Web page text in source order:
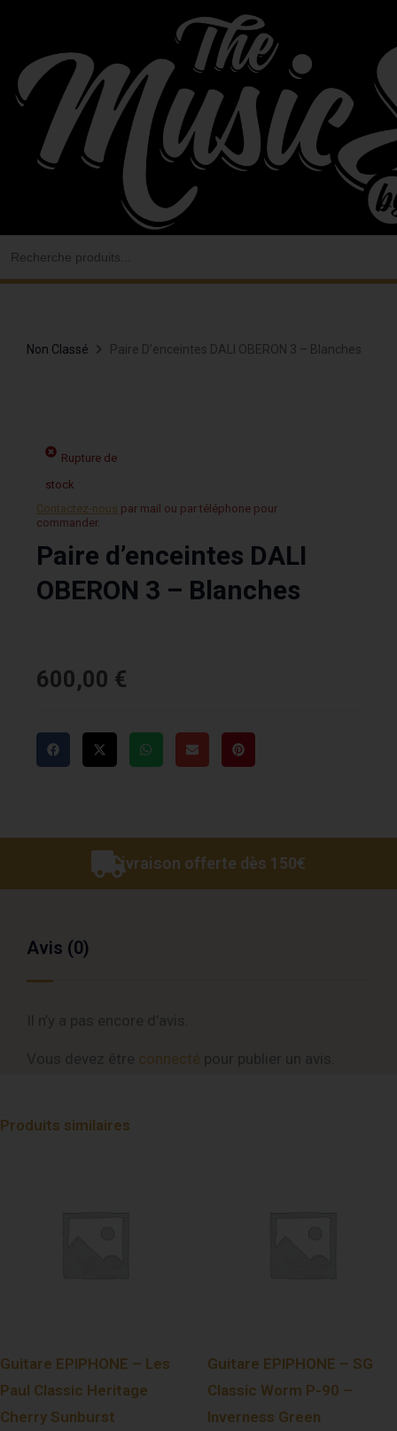
contenu
Non Classé Paire D’enceintes DALI OBERON 3 – Blanches
Rupture de
stock
Contactez-nous par mail ou par téléphone pour
commander.
Paire d’enceintes DALI
OBERON 3 – Blanches
600,00 €
Livraison offerte dès 150€
Avis (0)
connecté
Produits similaires
Guitare EPIPHONE – Les
Paul Classic Heritage
Cherry Sunburst
Guitare EPIPHONE – SG
Classic Worm P-90 –
Inverness Green